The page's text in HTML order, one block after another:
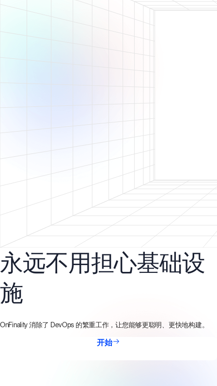
永远不用担心基础设
施
OnFinality 消除了 DevOps 的繁重工作，让您能够更聪明、更快地构建。
开始